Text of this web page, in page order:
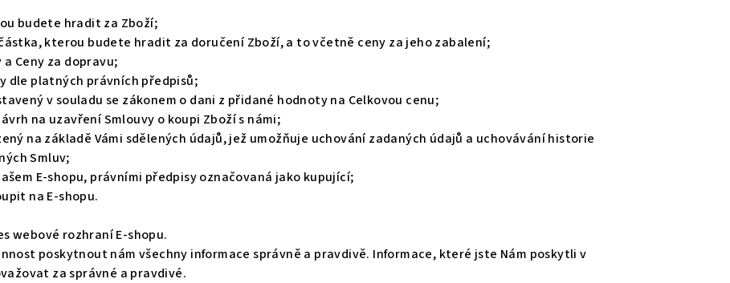
budete hradit za Zboží;
kterou budete hradit za doručení Zboží, a to včetně ceny za jeho zabalení;
Ceny za dopravu;
dle platných právních předpisů;
v souladu se zákonem o dani z přidané hodnoty na Celkovou cenu;
na uzavření Smlouvy o koupi Zboží s námi;
na základě Vámi sdělených údajů, jež umožňuje uchování zadaných údajů a uchovávání historie
Smluv;
E-shopu, právními předpisy označovaná jako kupující;
na E-shopu.
webové rozhraní E-shopu.
poskytnout nám všechny informace správně a pravdivě. Informace, které jste Nám poskytli v
za správné a pravdivé.